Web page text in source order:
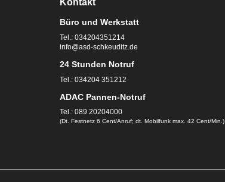
Kontakt
Büro und Werkstatt
Tel.:034204351214
info@asd-schkeuditz.de
24 Stunden Notruf
Tel.:034204 351212
ADAC Pannen-Notruf
Tel.:089 20204000
(Dt. Festnetz 6 Cent/Anruf; dt. Mobilfunk max. 42 Cent/Min.)